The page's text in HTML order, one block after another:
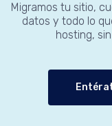
Migramos tu sitio,
datos y todo lo
hosting,